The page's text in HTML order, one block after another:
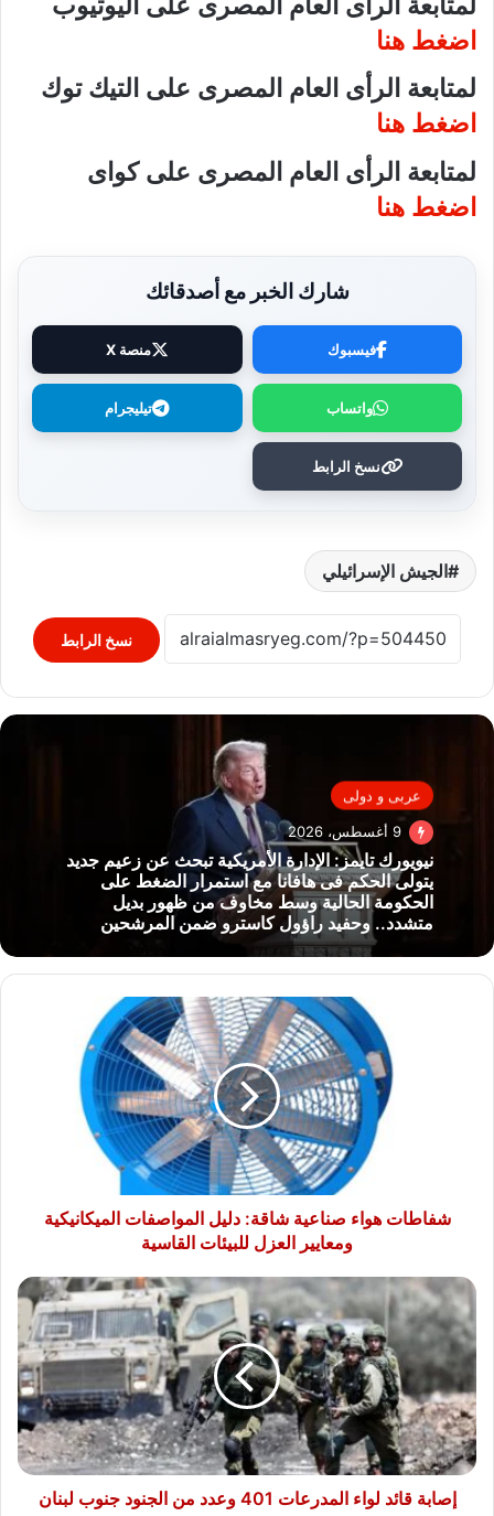
اضغط هنا
لمتابعة الرأى العام المصرى على التيك توك
اضغط هنا
لمتابعة الرأى العام المصرى على كواى
اضغط هنا
شارك الخبر مع أصدقائك
فيسبوك منصة X
واتساب تيليجرام
نسخ الرابط
الجيش الإسرائيلي
نسخ الرابط
عربى و دولى
9 أغسطس، 2026
نيويورك تايمز: الإدارة الأمريكية تبحث عن زعيم جديد
يتولى الحكم فى هافانا مع استمرار الضغط على
الحكومة الحالية وسط مخاوف من ظهور بديل
متشدد.. وحفيد راؤول كاسترو ضمن المرشحين
للبيئاتشفاطات هواء صناعية شاقة: دليل المواصفات الميكانيكية
ومعايير العزل للبيئات القاسية
إصابة
قائد
لواء
المدرعات
401
وعدد
من
الجنود
جنوب
لبنانإصابة قائد لواء المدرعات 401 وعدد من الجنود جنوب لبنان